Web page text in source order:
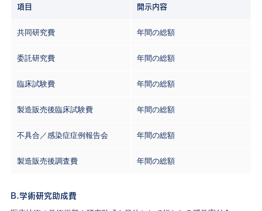
項目 開示内容
共同研究費 年間の総額
委託研究費 年間の総額
臨床試験費 年間の総額
製造販売後臨床試験費 年間の総額
不具合／感染症症例報告会 年間の総額
製造販売後調査費 年間の総額
B.学術研究助成費